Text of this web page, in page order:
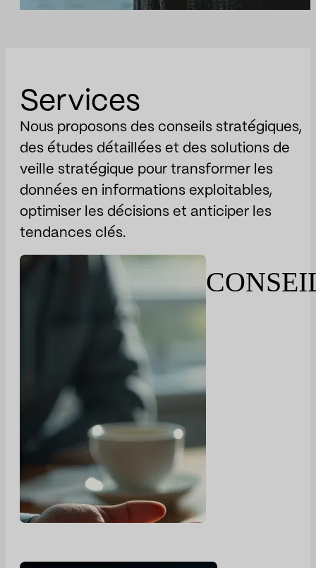
Services
Nous proposons des conseils stratégiques,
des études détaillées et des solutions de
veille stratégique pour transformer les
données en informations exploitables,
optimiser les décisions et anticiper les
tendances clés.